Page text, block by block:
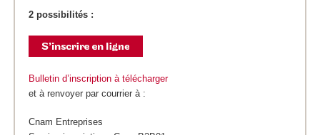
2 possibilités :
Bulletin d’inscription à télécharger
et à renvoyer par courrier à :
Cnam Entreprises